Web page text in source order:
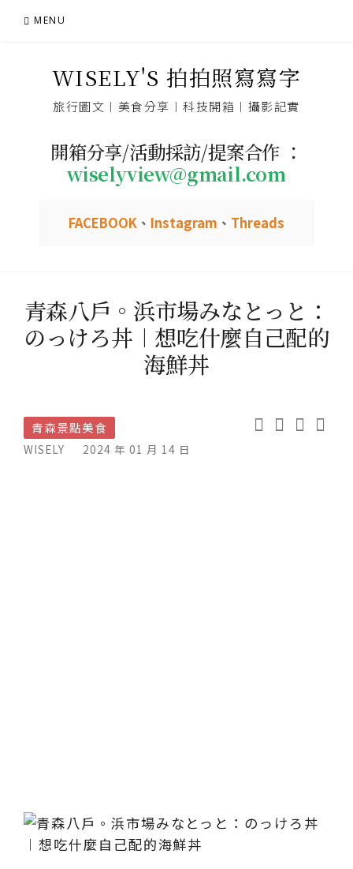
MENU
WISELY'S 拍拍照寫寫字
旅行圖文︱美食分享︱科技開箱︱攝影記實
開箱分享/活動採訪/提案合作 ：
wiselyview@gmail.com
FACEBOOK 、 Instagram 、 Threads
青森八戶。浜市場みなとっと：
のっけろ丼︱想吃什麼自己配的
海鮮丼
青森景點美食
WISELY 2024 年 01 月 14 日